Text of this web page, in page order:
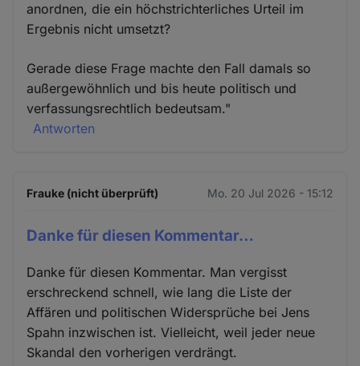
anordnen, die ein höchstrichterliches Urteil im
Ergebnis nicht umsetzt?
Gerade diese Frage machte den Fall damals so
außergewöhnlich und bis heute politisch und
verfassungsrechtlich bedeutsam."
Antworten
Frauke (nicht überprüft) Mo. 20 Jul 2026 - 15:12
Danke für diesen Kommentar…
Danke für diesen Kommentar. Man vergisst
erschreckend schnell, wie lang die Liste der
Affären und politischen Widersprüche bei Jens
Spahn inzwischen ist. Vielleicht, weil jeder neue
Skandal den vorherigen verdrängt.